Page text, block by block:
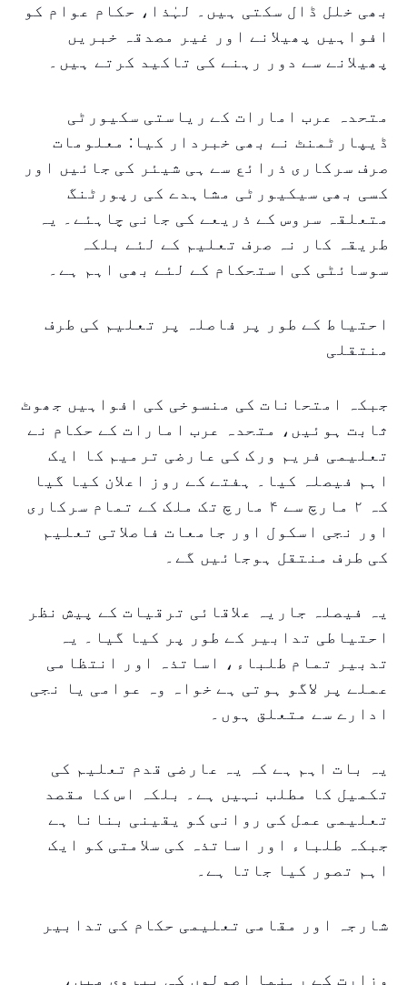
بھی خلل ڈال سکتی ہیں۔ لہٰذا، حکام عوام کو
افواہیں پھیلانے اور غیر مصدقہ خبریں
پھیلانے سے دور رہنے کی تاکید کرتے ہیں۔
متحدہ عرب امارات کے ریاستی سکیورٹی
ڈیپارٹمنٹ نے بھی خبردار کیا: معلومات
صرف سرکاری ذرائع سے ہی شیئر کی جائیں اور
کسی بھی سیکیورٹی مشاہدے کی رپورٹنگ
متعلقہ سروس کے ذریعے کی جانی چاہئے۔ یہ
طریقہ کار نہ صرف تعلیم کے لئے بلکہ
سوسائٹی کی استحکام کے لئے بھی اہم ہے۔
احتیاط کے طور پر فاصلہ پر تعلیم کی طرف
منتقلی
جبکہ امتحانات کی منسوخی کی افواہیں جھوٹ
ثابت ہوئیں، متحدہ عرب امارات کے حکام نے
تعلیمی فریم ورک کی عارضی ترمیم کا ایک
اہم فیصلہ کیا۔ ہفتے کے روز اعلان کیا گیا
کہ ۲ مارچ سے ۴ مارچ تک ملک کے تمام سرکاری
اور نجی اسکول اور جامعات فاصلاتی تعلیم
کی طرف منتقل ہوجائیں گے۔
یہ فیصلہ جاریہ علاقائی ترقیات کے پیش نظر
احتیاطی تدابیر کے طور پر کیا گیا۔ یہ
تدبیر تمام طلباء، اساتذہ اور انتظامی
عملے پر لاگو ہوتی ہے خواہ وہ عوامی یا نجی
ادارے سے متعلق ہوں۔
یہ بات اہم ہے کہ یہ عارضی قدم تعلیم کی
تکمیل کا مطلب نہیں ہے۔ بلکہ اس کا مقصد
تعلیمی عمل کی روانی کو یقینی بنانا ہے
جبکہ طلباء اور اساتذہ کی سلامتی کو ایک
اہم تصور کیا جاتا ہے۔
شارجہ اور مقامی تعلیمی حکام کی تدابیر
وزارت کے رہنما اصولوں کی پیروی میں،